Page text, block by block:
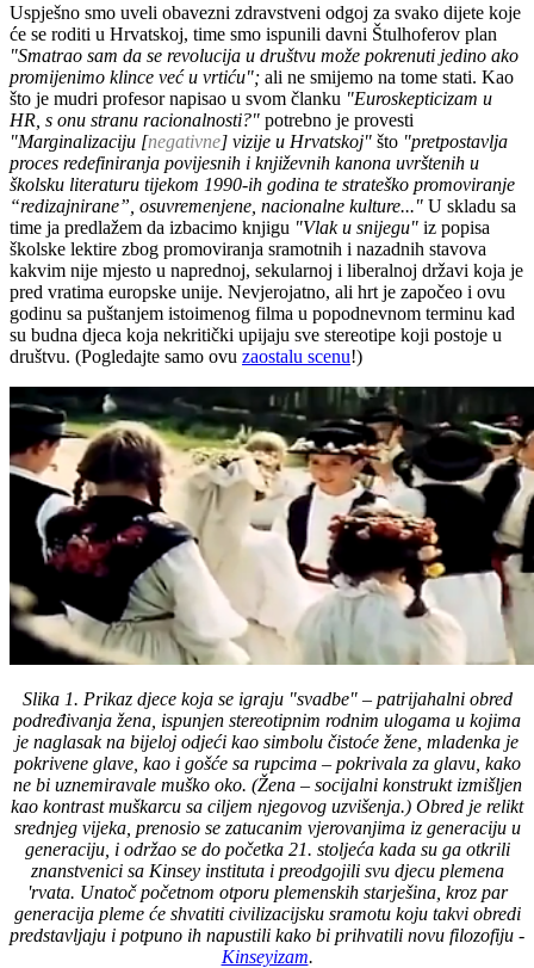
Uspješno smo uveli obavezni zdravstveni odgoj za svako dijete koje
će se roditi u Hrvatskoj, time smo ispunili davni Štulhoferov plan
"Smatrao sam da se revolucija u društvu može pokrenuti jedino ako
promijenimo klince već u vrtiću"; ali ne smijemo na tome stati. Kao
što je mudri profesor napisao u svom članku "Euroskepticizam u
HR, s onu stranu racionalnosti?" potrebno je provesti
"Marginalizaciju [negativne] vizije u Hrvatskoj" što "pretpostavlja
proces redefiniranja povijesnih i književnih kanona uvrštenih u
školsku literaturu tijekom 1990-ih godina te strateško promoviranje
“redizajnirane”, osuvremenjene, nacionalne kulture..." U skladu sa
time ja predlažem da izbacimo knjigu "Vlak u snijegu" iz popisa
školske lektire zbog promoviranja sramotnih i nazadnih stavova
kakvim nije mjesto u naprednoj, sekularnoj i liberalnoj državi koja je
pred vratima europske unije. Nevjerojatno, ali hrt je započeo i ovu
godinu sa puštanjem istoimenog filma u popodnevnom terminu kad
su budna djeca koja nekritički upijaju sve stereotipe koji postoje u
društvu. (Pogledajte samo ovu zaostalu scenu!)
Slika 1. Prikaz djece koja se igraju "svadbe" – patrijahalni obred
podređivanja žena, ispunjen stereotipnim rodnim ulogama u kojima
je naglasak na bijeloj odjeći kao simbolu čistoće žene, mladenka je
pokrivene glave, kao i gošće sa rupcima – pokrivala za glavu, kako
ne bi uznemiravale muško oko. (Žena – socijalni konstrukt izmišljen
kao kontrast muškarcu sa ciljem njegovog uzvišenja.) Obred je relikt
srednjeg vijeka, prenosio se zatucanim vjerovanjima iz generaciju u
generaciju, i održao se do početka 21. stoljeća kada su ga otkrili
znanstvenici sa Kinsey instituta i preodgojili svu djecu plemena
'rvata. Unatoč početnom otporu plemenskih starješina, kroz par
generacija pleme će shvatiti civilizacijsku sramotu koju takvi obredi
predstavljaju i potpuno ih napustili kako bi prihvatili novu filozofiju -
Kinseyizam.